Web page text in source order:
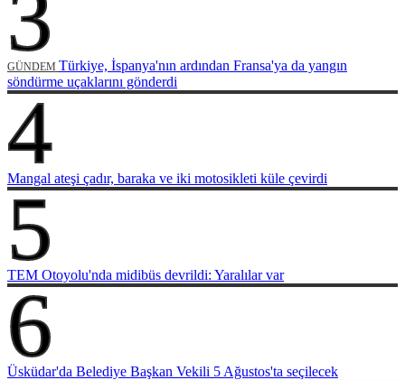
GÜNDEM Türkiye, İspanya'nın ardından Fransa'ya da yangın
söndürme uçaklarını gönderdi
4
Mangal ateşi çadır, baraka ve iki motosikleti küle çevirdi
5
TEM Otoyolu'nda midibüs devrildi: Yaralılar var
6
Üsküdar'da Belediye Başkan Vekili 5 Ağustos'ta seçilecek